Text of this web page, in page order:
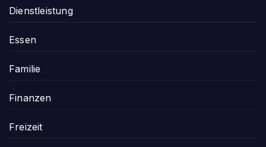
Dienstleistung
Essen
Familie
Finanzen
Freizeit